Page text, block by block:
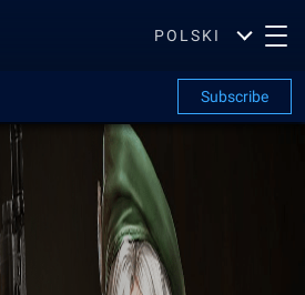
POLSKI
Subscribe